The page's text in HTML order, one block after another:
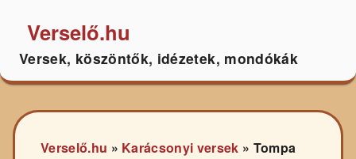
Verselő.hu
Versek, köszöntők, idézetek, mondókák
Verselő.hu » Karácsonyi versek » Tompa